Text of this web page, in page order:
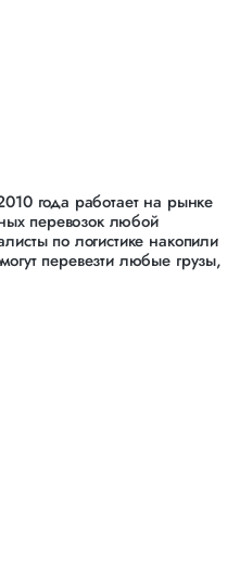
года работает на рынке
перевозок любой
по логистике накопили
перевезти любые грузы,
в Новосибирске, по
СНГ. Мы уже перевезли
крупных компаний,
Кровтрейд и многих
в раздел «Наш опыт».
виды дополнительных
разгрузочные
экспедирование. За
который сообщит о
получить коммерческое
сайте или звоните по
по РФ).